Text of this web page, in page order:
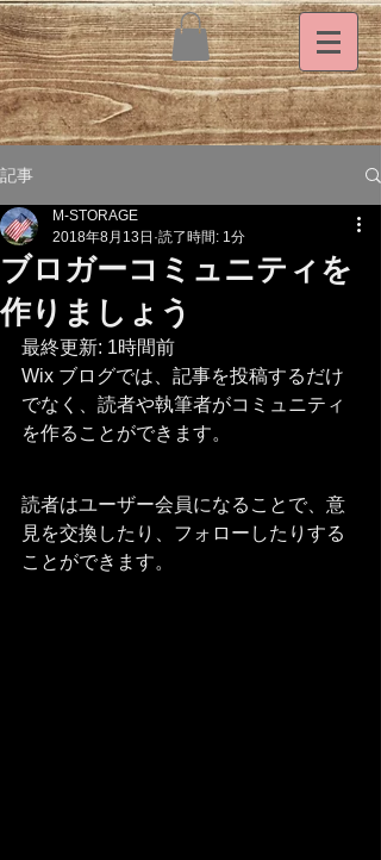
記事
ブロガーコミュニティを
作りましょう
M-STORAGE
2018年8月13日 読了時間: 1分
最終更新: 1時間前
Wix ブログでは、記事を投稿するだけ
でなく、読者や執筆者がコミュニティ
を作ることができます。
読者はユーザー会員になることで、意
見を交換したり、フォローしたりする
ことができます。